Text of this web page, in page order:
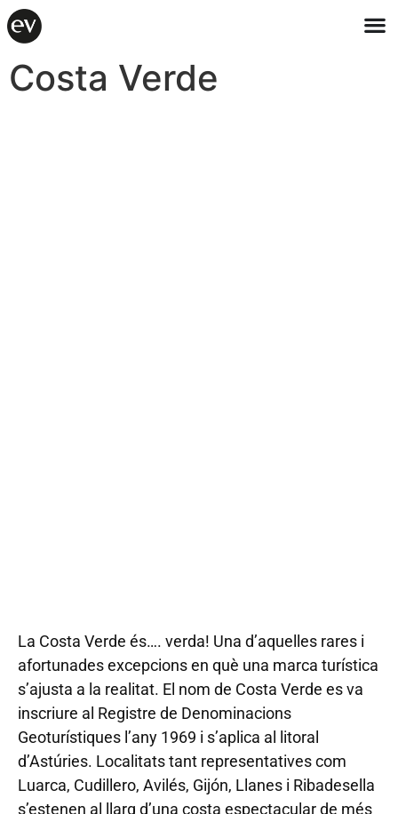
Costa Verde
La Costa Verde és…. verda! Una d’aquelles rares i
afortunades excepcions en què una marca turística
s’ajusta a la realitat. El nom de Costa Verde es va
inscriure al Registre de Denominacions
Geoturístiques l’any 1969 i s’aplica al litoral
d’Astúries. Localitats tant representatives com
Luarca, Cudillero, Avilés, Gijón, Llanes i Ribadesella
s’estenen al llarg d’una costa espectacular de més